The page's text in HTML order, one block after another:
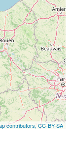
contributors,CC-BY-SA